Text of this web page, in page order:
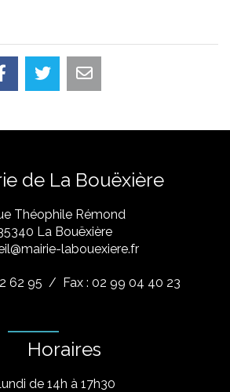
de La Bouëxière
Théophile Rémond
La Bouëxière
labouexiere.fr
62 95 / Fax : 02 99 04 40 23
Horaires
de 14h à 17h30